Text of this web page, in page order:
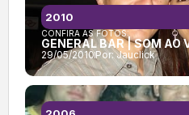
CONFIRA AS FOTOS:
GENERAL BAR | SOM AO
29/05/2010Por:Jauclick
2010